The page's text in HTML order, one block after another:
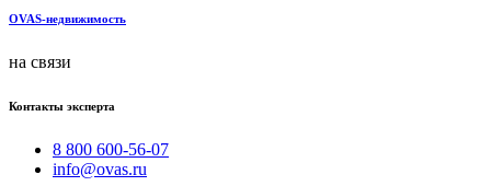
OVAS-недвижимость
на связи
Контакты эксперта
8 800 600-56-07
info@ovas.ru